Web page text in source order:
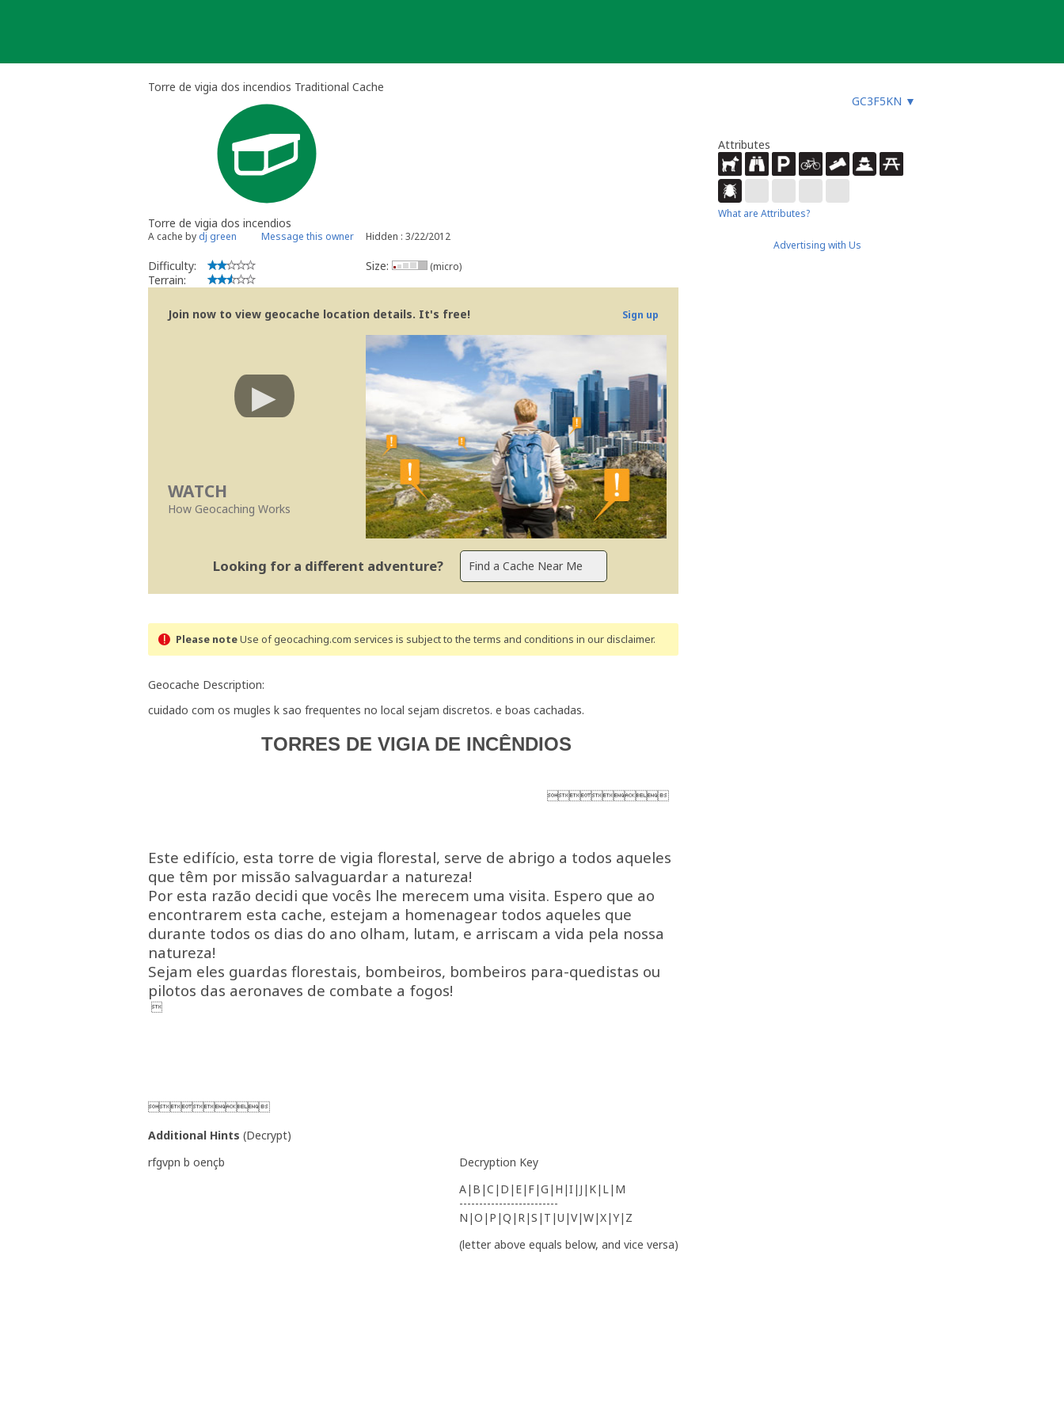
Torre de vigia dos incendios Traditional Cache
GC3F5KN ▼
Torre de vigia dos incendios
A cache by dj green Message this owner Hidden : 3/22/2012
Difficulty:
Terrain:
Size: (micro)
Join now to view geocache location details. It's free! Sign up
WATCH
How Geocaching Works
Looking for a different adventure?
Please noteUse of geocaching.com services is subject to the terms and conditions in our disclaimer.
Geocache Description:
cuidado com os mugles k sao frequentes no local sejam discretos. e boas cachadas.
TORRES DE VIGIA DE INCÊNDIOS

Este edifício, esta torre de vigia florestal, serve de abrigo a todos aqueles
que têm por missão salvaguardar a natureza!
Por esta razão decidi que vocês lhe merecem uma visita. Espero que ao
encontrarem esta cache, estejam a homenagear todos aqueles que
durante todos os dias do ano olham, lutam, e arriscam a vida pela nossa
natureza!
Sejam eles guardas florestais, bombeiros, bombeiros para-quedistas ou
pilotos das aeronaves de combate a fogos!


Additional Hints (Decrypt)
rfgvpn b oençb
Decryption Key
A|B|C|D|E|F|G|H|I|J|K|L|M
-------------------------
N|O|P|Q|R|S|T|U|V|W|X|Y|Z
(letter above equals below, and vice versa)
Attributes
What are Attributes?
Advertising with Us